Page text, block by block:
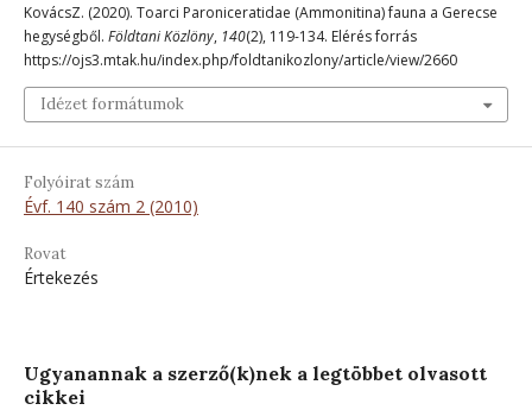
KovácsZ. (2020). Toarci Paroniceratidae (Ammonitina) fauna a Gerecse
hegységből. Földtani Közlöny, 140(2), 119-134. Elérés forrás
https://ojs3.mtak.hu/index.php/foldtanikozlony/article/view/2660
Idézet formátumok
Folyóirat szám
Évf. 140 szám 2 (2010)
Rovat
Értekezés
Ugyanannak a szerző(k)nek a legtöbbet olvasott
cikkei